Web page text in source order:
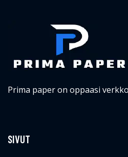
Prima paper on oppaasi
SIVUT